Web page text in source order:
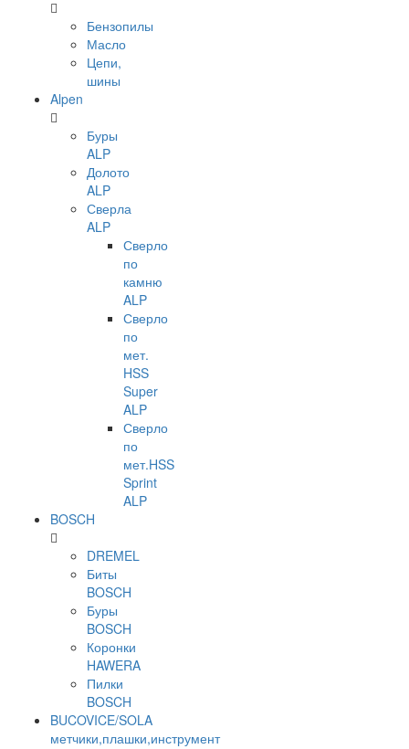
Бензопилы
Масло
Цепи,
шины
Alpen
Буры
ALP
Долото
ALP
Сверла
ALP
Сверло
по
камню
ALP
Сверло
по
мет.
HSS
Super
ALP
Сверло
по
мет.HSS
Sprint
ALP
BOSCH
DREMEL
Биты
BOSCH
Буры
BOSCH
Коронки
HAWERA
Пилки
BOSCH
BUCOVICE/SOLA
метчики,плашки,инструмент